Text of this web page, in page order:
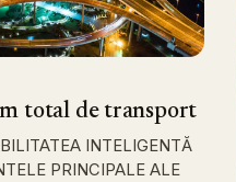
total de transport
INTELIGENTĂ
PRINCIPALE ALE